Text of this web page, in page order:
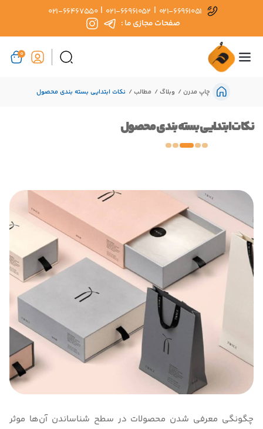
021-66961051
|
021-66961052
|
021-66467550
صفحات مجازی ما :
0
چاپ مدرن وبلاگ مطالب نکات ابتدایی بسته بندی محصول
نکات ابتدایی بسته بندی محصول
چگونگی معرفی شدن محصولات در سطح شناساندن آن‌ها موثر